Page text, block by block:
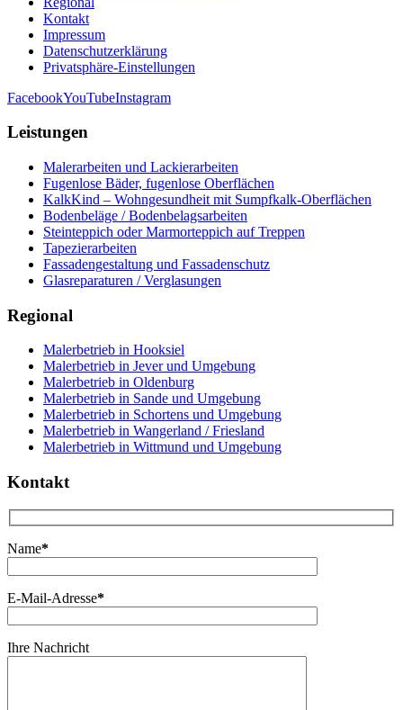
Kontakt
Impressum
Datenschutzerklärung
Privatsphäre-Einstellungen
FacebookYouTubeInstagram
Leistungen
Malerarbeiten und Lackierarbeiten
Fugenlose Bäder, fugenlose Oberflächen
KalkKind – Wohngesundheit mit Sumpfkalk-Oberflächen
Bodenbeläge / Bodenbelagsarbeiten
Steinteppich oder Marmorteppich auf Treppen
Tapezierarbeiten
Fassadengestaltung und Fassadenschutz
Glasreparaturen / Verglasungen
Regional
Malerbetrieb in Hooksiel
Malerbetrieb in Jever und Umgebung
Malerbetrieb in Oldenburg
Malerbetrieb in Sande und Umgebung
Malerbetrieb in Schortens und Umgebung
Malerbetrieb in Wangerland / Friesland
Malerbetrieb in Wittmund und Umgebung
Kontakt
Name*
E-Mail-Adresse*
Ihre Nachricht